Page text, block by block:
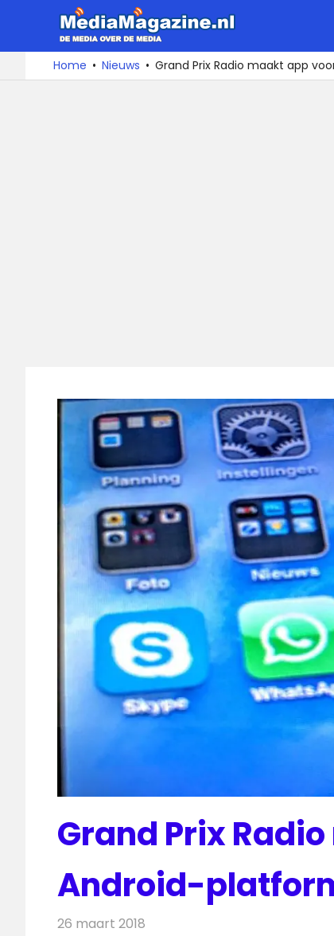
naar
De
media
over
Home Nieuws Grand Prix Radio maakt app
Grand Prix
Android-
26 maart 2018